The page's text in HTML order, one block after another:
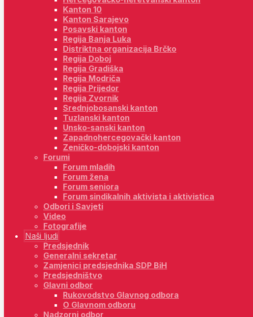
Kanton 10
Kanton Sarajevo
Posavski kanton
Regija Banja Luka
Distriktna organizacija Brčko
Regija Doboj
Regija Gradiška
Regija Modriča
Regija Prijedor
Regija Zvornik
Srednjobosanski kanton
Tuzlanski kanton
Unsko-sanski kanton
Zapadnohercegovački kanton
Zeničko-dobojski kanton
Forumi
Forum mladih
Forum žena
Forum seniora
Forum sindikalnih aktivista i aktivistica
Odbori i Savjeti
Video
Fotografije
Naši ljudi
Predsjednik
Generalni sekretar
Zamjenici predsjednika SDP BiH
Predsjedništvo
Glavni odbor
Rukovodstvo Glavnog odbora
O Glavnom odboru
Nadzorni odbor